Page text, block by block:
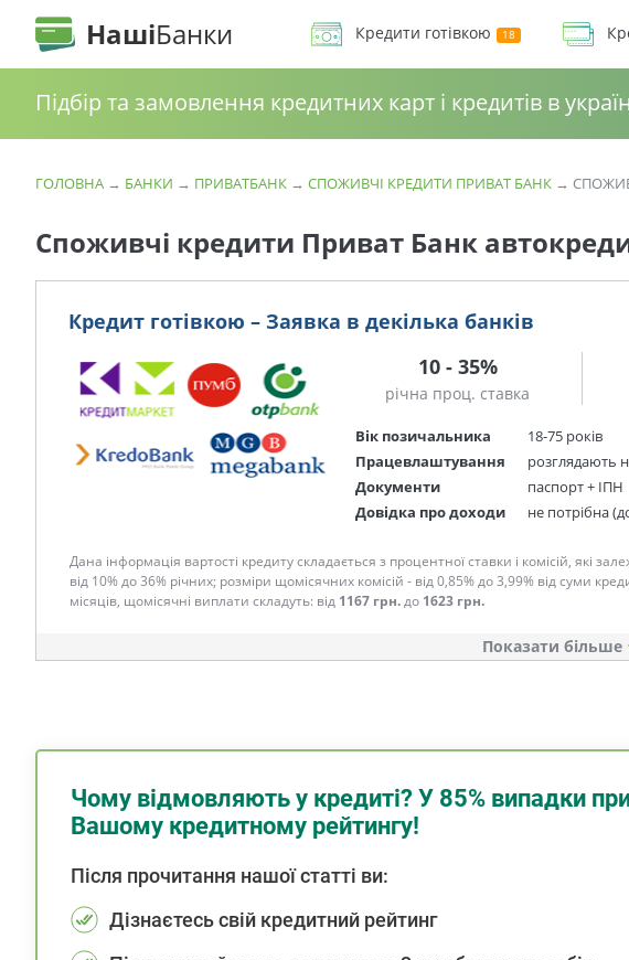
НашіБанки Кредити готівкою
Підбір та замовлення кредитних карт і кредитів в
ГОЛОВНА → БАНКИ → ПРИВАТБАНК → СПОЖИВЧІ КРЕДИТИ ПРИВАТ БАНК →
Споживчі кредити Приват Банк
Кредит готівкою – Заявка в декілька банків
10 - 35%
річна проц. ставка
Вік позичальника
18-75 років
Працевлаштування
розглядають
Документи
паспорт + ІПН
Довідка про доходи
не потрібна
Дана інформація вартості кредиту складається з процентної ставки і комісій, які
від 10% до 36% річних; розміри щомісячних комісій - від 0,85% до 3,99% від суми
місяців, щомісячні виплати складуть: від 1167 грн.до 1623 грн.
Показати
Чому відмовляють у кредиті? У 85% випадки
Вашому кредитному рейтингу!
Після прочитання нашої статті ви:
Дізнаєтесь свій кредитний рейтинг